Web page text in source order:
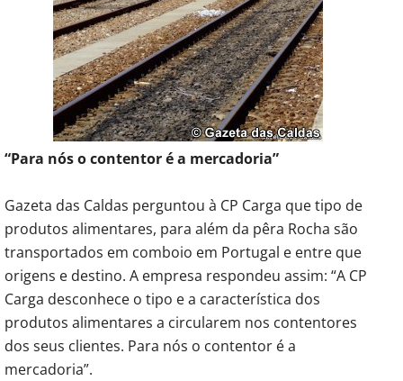
“Para nós o contentor é a mercadoria”
Gazeta das Caldas perguntou à CP Carga que tipo de
produtos alimentares, para além da pêra Rocha são
transportados em comboio em Portugal e entre que
origens e destino. A empresa respondeu assim: “A CP
Carga desconhece o tipo e a característica dos
produtos alimentares a circularem nos contentores
dos seus clientes. Para nós o contentor é a
mercadoria”.